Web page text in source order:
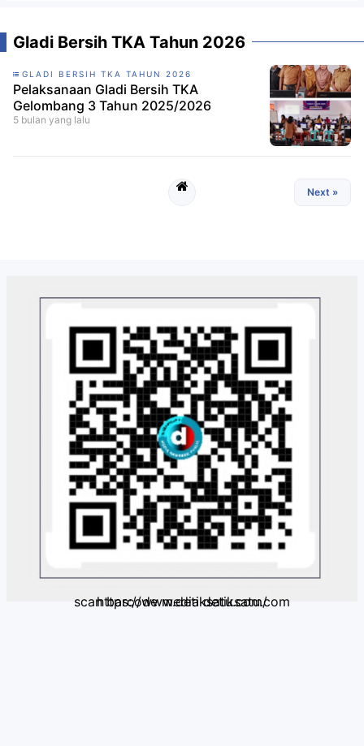
Gladi Bersih TKA Tahun 2026
GLADI BERSIH TKA TAHUN 2026
Pelaksanaan Gladi Bersih TKA
Gelombang 3 Tahun 2025/2026
5 bulan yang lalu
Next »
scan barcode media detiksatu.com https://www.detiksatu.com/